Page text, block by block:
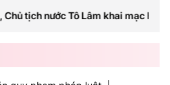
Lâm khai mạc Hội nghị Trung ương